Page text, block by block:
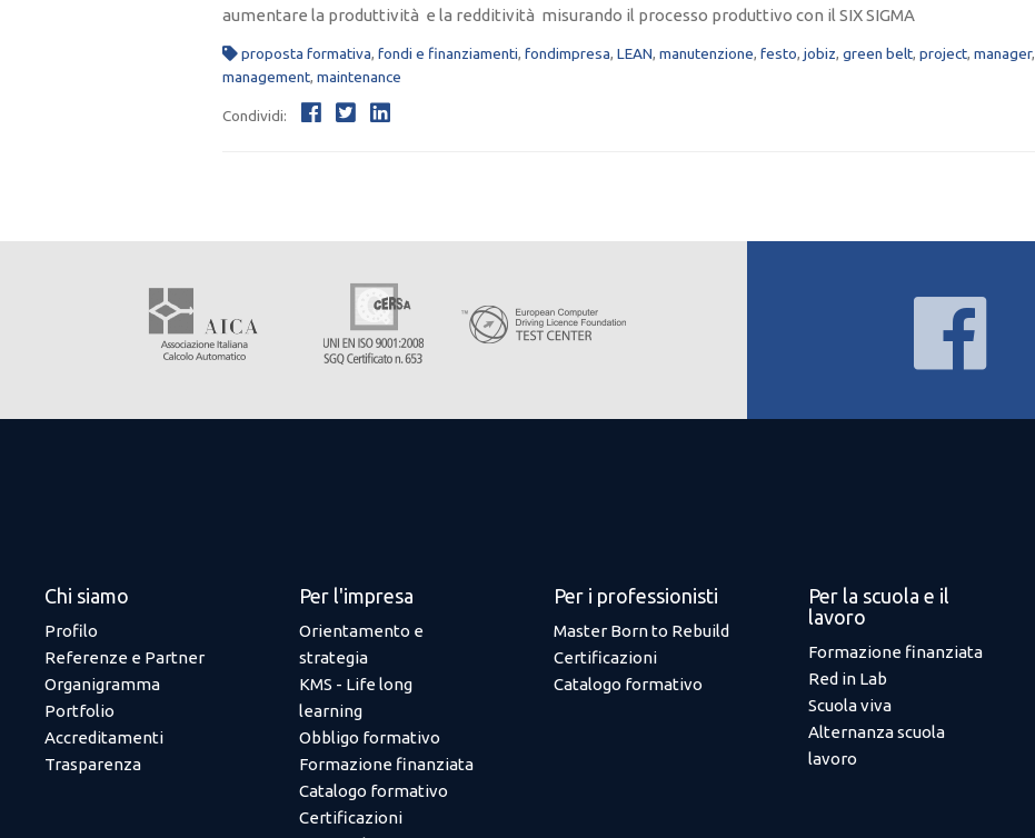
aumentare la produttività e la redditività misurando il processo produttivo con il SIX SIGMA
proposta formativa, fondi e finanziamenti, fondimpresa, LEAN, manutenzione, festo, jobiz, green belt, project, manager,
management, maintenance
Condividi:
Chi siamo
Profilo
Referenze e Partner
Organigramma
Portfolio
Accreditamenti
Trasparenza
Per l'impresa
Orientamento e
strategia
KMS - Life long
learning
Obbligo formativo
Formazione finanziata
Catalogo formativo
Certificazioni
Per i professionisti
Master Born to Rebuild
Certificazioni
Catalogo formativo
Per la scuola e il
lavoro
Formazione finanziata
Red in Lab
Scuola viva
Alternanza scuola
lavoro